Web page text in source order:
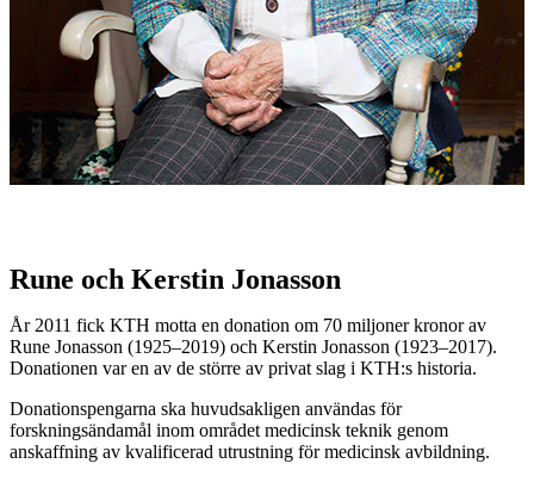
Rune och Kerstin Jonasson
År 2011 fick KTH motta en donation om 70 miljoner kronor av
Rune Jonasson (1925–2019) och Kerstin Jonasson (1923–2017).
Donationen var en av de större av privat slag i KTH:s historia.
Donationspengarna ska huvudsakligen användas för
forskningsändamål inom området medicinsk teknik genom
anskaffning av kvalificerad utrustning för medicinsk avbildning.